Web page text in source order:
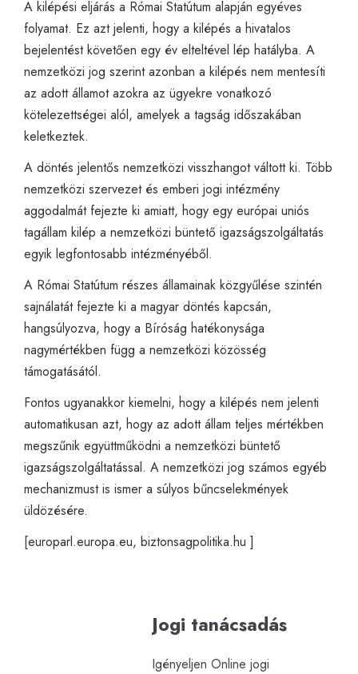
A kilépési eljárás a Római Statútum alapján egyéves
folyamat. Ez azt jelenti, hogy a kilépés a hivatalos
bejelentést követően egy év elteltével lép hatályba. A
nemzetközi jog szerint azonban a kilépés nem mentesíti
az adott államot azokra az ügyekre vonatkozó
kötelezettségei alól, amelyek a tagság időszakában
keletkeztek.
A döntés jelentős nemzetközi visszhangot váltott ki. Több
nemzetközi szervezet és emberi jogi intézmény
aggodalmát fejezte ki amiatt, hogy egy európai uniós
tagállam kilép a nemzetközi büntető igazságszolgáltatás
egyik legfontosabb intézményéből.
A Római Statútum részes államainak közgyűlése szintén
sajnálatát fejezte ki a magyar döntés kapcsán,
hangsúlyozva, hogy a Bíróság hatékonysága
nagymértékben függ a nemzetközi közösség
támogatásától.
Fontos ugyanakkor kiemelni, hogy a kilépés nem jelenti
automatikusan azt, hogy az adott állam teljes mértékben
megszűnik együttműködni a nemzetközi büntető
igazságszolgáltatással. A nemzetközi jog számos egyéb
mechanizmust is ismer a súlyos bűncselekmények
üldözésére.
[europarl.europa.eu, biztonsagpolitika.hu ]
Jogi tanácsadás
Igényeljen Online jogi